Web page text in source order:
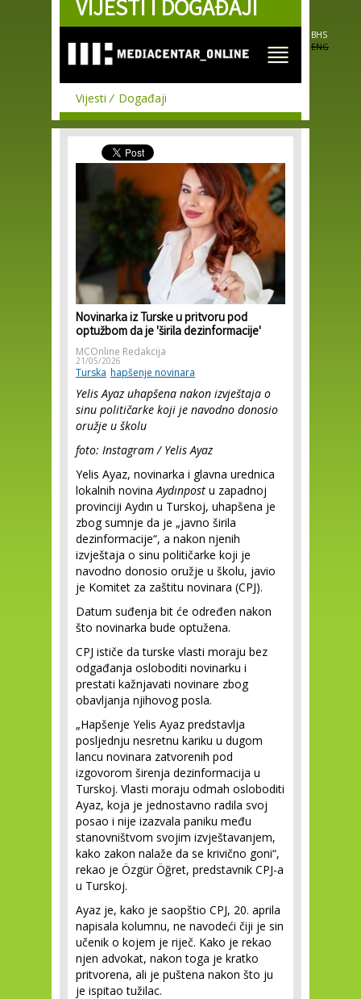
Skip to
main
VIJESTI I DOGAĐAJI
BHS
ENG
Vijesti Događaji
Novinarka iz Turske u pritvoru pod
optužbom da je 'širila dezinformacije'
MCOnline Redakcija
21/05/2026
Turska hapšenje novinara
Yelis Ayaz uhapšena nakon izvještaja o
sinu političarke koji je navodno donosio
oružje u školu
foto: Instagram / Yelis Ayaz
Yelis Ayaz, novinarka i glavna urednica
lokalnih novinaAydınpost u zapadnoj
provinciji Aydın u Turskoj, uhapšena je
zbog sumnje da je „javno širila
dezinformacije“, a nakon njenih
izvještaja o sinu političarke koji je
navodno donosio oružje u školu, javio
je Komitet za zaštitu novinara (CPJ).
Datum suđenja bit će određen nakon
što novinarka bude optužena.
CPJ ističe da turske vlasti moraju bez
odgađanja osloboditi novinarku i
prestati kažnjavati novinare zbog
obavljanja njihovog posla.
„Hapšenje Yelis Ayaz predstavlja
posljednju nesretnu kariku u dugom
lancu novinara zatvorenih pod
izgovorom širenja dezinformacija u
Turskoj. Vlasti moraju odmah osloboditi
Ayaz, koja je jednostavno radila svoj
posao i nije izazvala paniku među
stanovništvom svojim izvještavanjem,
kako zakon nalaže da se krivično goni“,
rekao je Özgür Öğret, predstavnik CPJ-a
u Turskoj.
Ayaz je, kako je saopštio CPJ, 20. aprila
napisala kolumnu, ne navodeći čiji je sin
učenik o kojem je riječ. Kako je rekao
njen advokat, nakon toga je kratko
pritvorena, ali je puštena nakon što ju
je ispitao tužilac.